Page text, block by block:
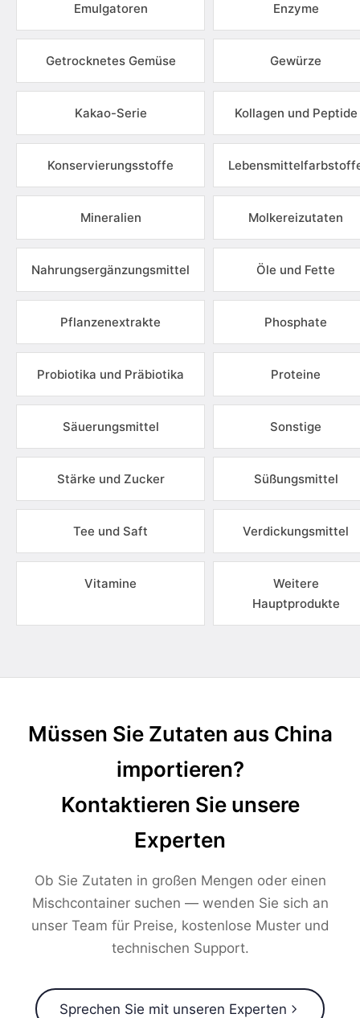
Emulgatoren Enzyme
Getrocknetes Gemüse Gewürze
Kakao-Serie Kollagen und Peptide
Konservierungsstoffe
Mineralien Molkereizutaten
Nahrungsergänzungsmittel Öle und Fette
Pflanzenextrakte Phosphate
Probiotika und Präbiotika Proteine
Säuerungsmittel Sonstige
Stärke und Zucker Süßungsmittel
Tee und Saft Verdickungsmittel
Vitamine
Weitere
Hauptprodukte
Müssen Sie Zutaten aus China
importieren?
Kontaktieren Sie unsere
Experten
Ob Sie Zutaten in großen Mengen oder einen
Mischcontainer suchen — wenden Sie sich an
unser Team für Preise, kostenlose Muster und
technischen Support.
Sprechen Sie mit unseren Experten